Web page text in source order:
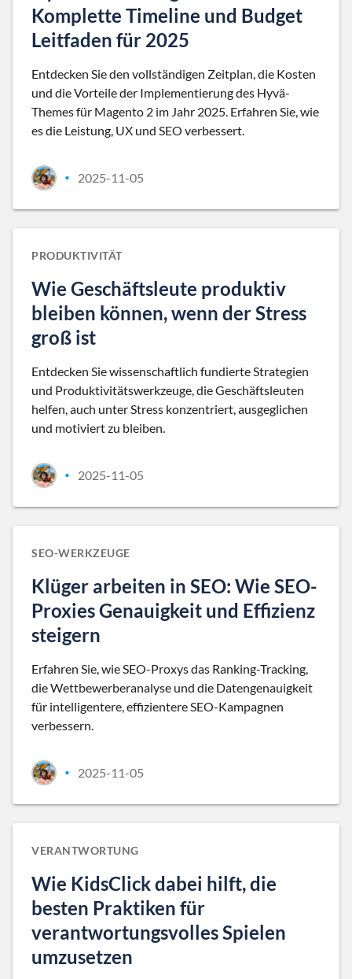
Komplette Timeline und Budget
Leitfaden für 2025
Entdecken Sie den vollständigen Zeitplan, die Kosten
und die Vorteile der Implementierung des Hyvä-
Themes für Magento 2 im Jahr 2025. Erfahren Sie, wie
es die Leistung, UX und SEO verbessert.
• 2025-11-05
PRODUKTIVITÄT
Wie Geschäftsleute produktiv
bleiben können, wenn der Stress
groß ist
Entdecken Sie wissenschaftlich fundierte Strategien
und Produktivitätswerkzeuge, die Geschäftsleuten
helfen, auch unter Stress konzentriert, ausgeglichen
und motiviert zu bleiben.
• 2025-11-05
SEO-WERKZEUGE
Klüger arbeiten in SEO: Wie SEO-
Proxies Genauigkeit und Effizienz
steigern
Erfahren Sie, wie SEO-Proxys das Ranking-Tracking,
die Wettbewerberanalyse und die Datengenauigkeit
für intelligentere, effizientere SEO-Kampagnen
verbessern.
• 2025-11-05
VERANTWORTUNG
Wie KidsClick dabei hilft, die
besten Praktiken für
verantwortungsvolles Spielen
umzusetzen